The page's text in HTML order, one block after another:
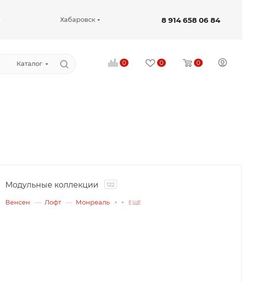
Хабаровск 8 914 658 06 84
Каталог 0 0 0
Модульные коллекции 122
Венсен Лофт Монреаль + + ЕЩЕ